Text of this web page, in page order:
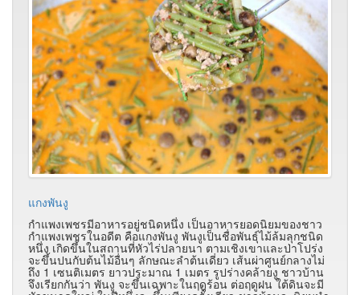
แกงพันงู
กำแพงเพชรมีอาหารอยู่ชนิดหนึ่ง เป็นอาหารยอดนิยมของชาว
กำแพงเพชรในอดีต คือแกงพันงู พันงูเป็นชื่อพันธุ์ไม้ล้มลุกชนิด
หนึ่ง เกิดขึ้นในสถานที่หัวไร่ปลายนา ตามเชิงเขาและป่าโปร่ง
จะขึ้นปนกับต้นไม้อื่นๆ ลักษณะลำต้นเดี่ยว เส้นผ่าศูนย์กลางไม่
ถึง 1 เซนติเมตร ยาวประมาณ 1 เมตร รูปร่างคล้ายงู ชาวบ้าน
จึงเรียกกันว่า พันงู จะขึ้นเฉพาะในฤดูร้อน ต่อฤดูฝน ใต้ดินจะมี